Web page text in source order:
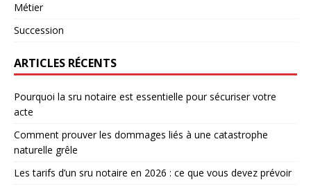
Métier
Succession
ARTICLES RÉCENTS
Pourquoi la sru notaire est essentielle pour sécuriser votre
acte
Comment prouver les dommages liés à une catastrophe
naturelle grêle
Les tarifs d’un sru notaire en 2026 : ce que vous devez prévoir